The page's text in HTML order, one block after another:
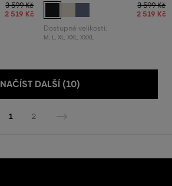
3 599 Kč
2 519 Kč
3 599 Kč
2 519 Kč
Dostupné velikosti:
M, L, XL, XXL, XXXL
NAČÍST DALŠÍ (10)
1 2